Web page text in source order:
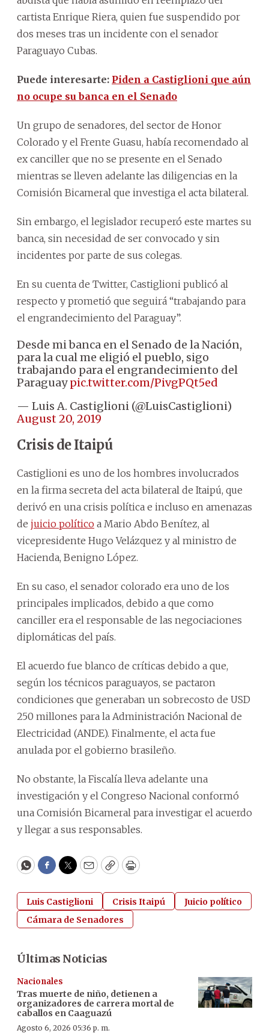
cartista Enrique Riera, quien fue suspendido por
dos meses tras un incidente con el senador
Paraguayo Cubas.
Puede interesarte: Piden a Castiglioni que aún
no ocupe su banca en el Senado
Un grupo de senadores, del sector de Honor
Colorado y el Frente Guasu, había recomendado al
ex canciller que no se presente en el Senado
mientras se lleven adelante las diligencias en la
Comisión Bicameral que investiga el acta bilateral.
Sin embargo, el legislador recuperó este martes su
banca, sin necesidad de ser convocado y sin
incidentes por parte de sus colegas.
En su cuenta de Twitter, Castiglioni publicó al
respecto y prometió que seguirá “trabajando para
el engrandecimiento del Paraguay”.
Desde mi banca en el Senado de la Nación,
para la cual me eligió el pueblo, sigo
trabajando para el engrandecimiento del
Paraguaypic.twitter.com/PivgPQt5ed
— Luis A. Castiglioni (@LuisCastiglioni)
August 20, 2019
Crisis de Itaipú
Castiglioni es uno de los hombres involucrados
en la firma secreta del acta bilateral de Itaipú, que
derivó en una crisis política e incluso en amenazas
de juicio político a Mario Abdo Benítez, al
vicepresidente Hugo Velázquez y al ministro de
Hacienda, Benigno López.
En su caso, el senador colorado era uno de los
principales implicados, debido a que como
canciller era el responsable de las negociaciones
diplomáticas del país.
El acuerdo fue blanco de críticas debido a que,
según los técnicos paraguayos, se pactaron
condiciones que generaban un sobrecosto de USD
250 millones para la Administración Nacional de
Electricidad (ANDE). Finalmente, el acta fue
anulada por el gobierno brasileño.
No obstante, la Fiscalía lleva adelante una
investigación y el Congreso Nacional conformó
una Comisión Bicameral para investigar el acuerdo
y llegar a sus responsables.
WhatsApp
Facebook
Twitter
EmailCopyPrint
Luis Castiglioni Crisis Itaipú
Juicio político
Cámara de Senadores
Últimas Noticias
Nacionales
Tras muerte de niño, detienen a
organizadores de carrera mortal de
caballos en Caaguazú
Agosto 6, 2026 05:36 p. m.